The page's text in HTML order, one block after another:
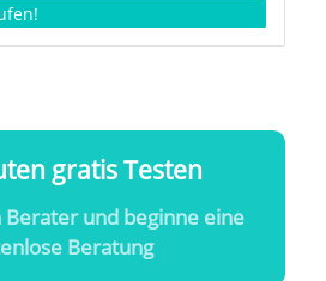
gratis Testen
Berater und beginne eine
Beratung